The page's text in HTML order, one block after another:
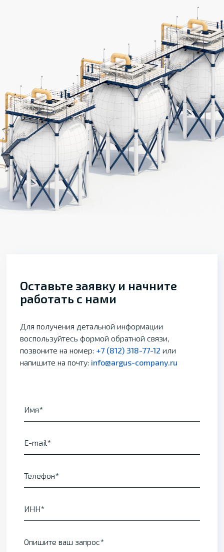
Оставьте заявку и начните
работать с нами
Для получения детальной информации
воспользуйтесь формой обратной связи,
позвоните на номер: +7 (812) 318-77-12 или
напишите на почту: info@argus-company.ru
Имя
E-mail
Телефон
ИНН
Опишите ваш запрос